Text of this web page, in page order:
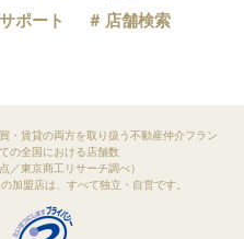
ポート
店舗検索
・賃貸の両方を取り扱う不動産仲介フラン
の全国における店舗数
／東京商工リサーチ調べ）
加盟店は、すべて独立・自営です。